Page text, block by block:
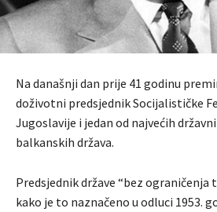
Na današnji dan prije 41 godinu
doživotni predsjednik Socijalističke
Jugoslavije i jedan od najvećih
balkanskih država.
Predsjednik države “bez ograničenja
kako je to naznačeno u odluci 1953.